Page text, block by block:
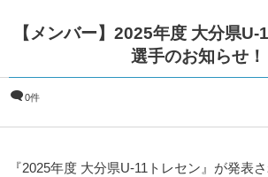
【メンバー】2025年度 大分県U-
選手のお知らせ！
0件
『2025年度 大分県U-11トレセン』が発表